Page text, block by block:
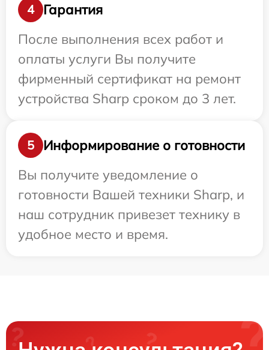
4
Гарантия
После выполнения всех работ и
оплаты услуги Вы получите
фирменный сертификат на ремонт
устройства Sharp сроком до 3 лет.
5
Информирование о готовности
Вы получите уведомление о
готовности Вашей техники Sharp, и
наш сотрудник привезет технику в
удобное место и время.